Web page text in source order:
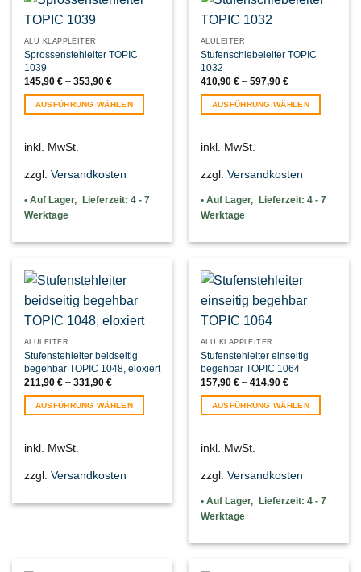
Produktseite
gewählt
werden
gewählt
werden
ALU KLAPPLEITER
Sprossenstehleiter TOPIC
1039
145,90 €– 353,90 €
AUSFÜHRUNG WÄHLEN
weist
Varianten
auf.
Die
können
der
gewählt
werden
inkl. MwSt.
zzgl. Versandkosten
Lieferzeit: 4 - 7
Werktage
ALULEITER
Stufenschiebeleiter TOPIC
1032
410,90 €– 597,90 €
AUSFÜHRUNG WÄHLEN
weist
Varianten
auf.
Die
können
der
gewählt
werden
inkl. MwSt.
zzgl. Versandkosten
Lieferzeit: 4 - 7
Werktage
ALULEITER
Stufenstehleiter beidseitig
begehbar TOPIC 1048, eloxiert
211,90 €– 331,90 €
AUSFÜHRUNG WÄHLEN
weist
Varianten
inkl. MwSt.
zzgl. Versandkosten
ALU KLAPPLEITER
Stufenstehleiter einseitig
begehbar TOPIC 1064
157,90 €– 414,90 €
AUSFÜHRUNG WÄHLEN
weist
Varianten
auf.
Die
können
inkl. MwSt.
zzgl. Versandkosten
Lieferzeit: 4 - 7
Werktage